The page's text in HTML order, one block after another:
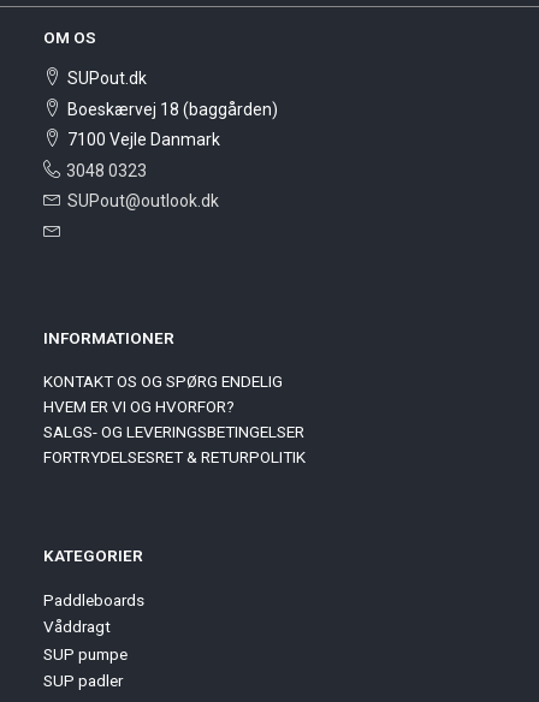
OM OS
SUPout.dk
Boeskærvej 18 (baggården)
7100 Vejle Danmark
3048 0323
SUPout@outlook.dk
INFORMATIONER
KONTAKT OS OG SPØRG ENDELIG
HVEM ER VI OG HVORFOR?
SALGS- OG LEVERINGSBETINGELSER
FORTRYDELSESRET & RETURPOLITIK
KATEGORIER
Paddleboards
Våddragt
SUP pumpe
SUP padler